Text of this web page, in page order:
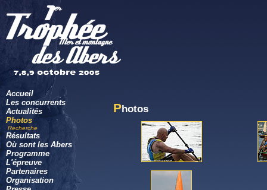
Accueil
Les concurrents
Actualités
Photos
Recherche
Résultats
Où sont les Abers
Programme
L'épreuve
Partenaires
Organisation
Photos